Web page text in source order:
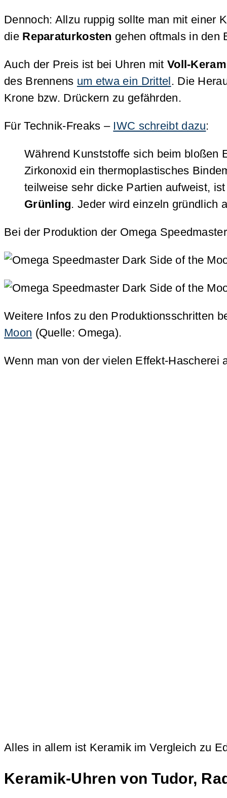
Dennoch: Allzu ruppig sollte man mit einer
die Reparaturkosten gehen oftmals in den
Auch der Preis ist bei Uhren mit Voll-
des Brennens um etwa ein Drittel. Die
Krone bzw. Drückern zu gefährden.
Für Technik-Freaks – IWC schreibt dazu:
Während Kunststoffe sich beim bloßen
Zirkonoxid ein thermoplastisches
teilweise sehr dicke Partien aufweist,
Grünling. Jeder wird einzeln gründlich
Bei der Produktion der Omega
Weitere Infos zu den Produktionsschritten
Moon (Quelle: Omega).
Wenn man von der vielen Effekt-Hascherei
Alles in allem ist Keramik im Vergleich zu
Keramik-Uhren von Tudor,